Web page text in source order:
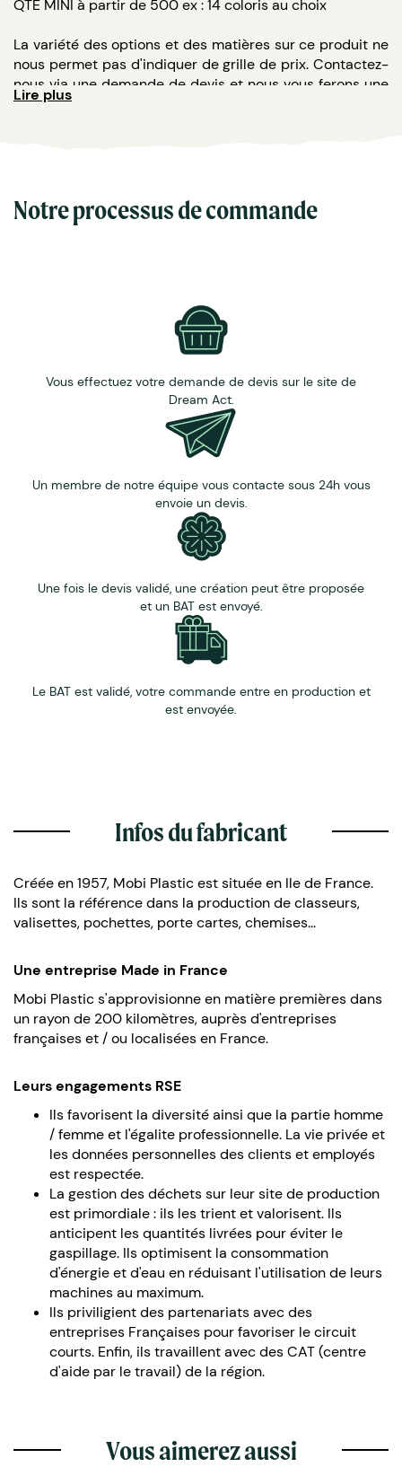
QTE MINI à partir de 500 ex : 14 coloris au choix
La variété des options et des matières sur ce produit ne
nous permet pas d'indiquer de grille de prix. Contactez-
nous via une demande de devis et nous vous ferons une
offre personnsalisée en fonction de votre demande.
tailles
Ce porte document en
Possibilité de marquage:
ou pardorure
Sérigraphie en couleur avec votre logo
100 % Sur mesure Made in France :
Fermeture : 8 Coloris d’élastiques
disponibles (blanc, noir, chocolat, rouge, bleu vif,
beige, orange et gris).
Ce porte-documents dispose d'une poignée
en corde très pratique pour le transport et
disponible en 6 coloris (jute, blanc, noir, chocolat,
rouge et bleu vif).
La diversité des options proposées sure cette pochette
ne nous permet pas d'indiquer un prix nous vous invitons
à nous contacter pour une demande de devis à vos
Lire plus
Notre processus de commande
Vous effectuez votre demande de devis sur le site de
Dream Act.
Un membre de notre équipe vous contacte sous 24h vous
envoie un devis.
Une fois le devis validé, une création peut être proposée
et un BAT est envoyé.
Le BAT est validé, votre commande entre en production et
est envoyée.
Infos du fabricant
Créée en 1957, Mobi Plastic est située en Ile de France.
Ils sont la référence dans la production de classeurs,
valisettes, pochettes, porte cartes, chemises...
Une entreprise Made in France
Mobi Plastic s'approvisionne en matière premières dans
un rayon de 200 kilomètres, auprès d'entreprises
françaises et / ou localisées en France.
Leurs engagements RSE
Ils favorisent la diversité ainsi que la partie homme
/ femme et l'égalite professionnelle. La vie privée et
les données personnelles des clients et employés
est respectée.
La gestion des déchets sur leur site de production
est primordiale : ils les trient et valorisent. Ils
anticipent les quantités livrées pour éviter le
gaspillage. Ils optimisent la consommation
d'énergie et d'eau en réduisant l'utilisation de leurs
machines au maximum.
Ils priviligient des partenariats avec des
entreprises Françaises pour favoriser le circuit
courts. Enfin, ils travaillent avec des CAT (centre
d'aide par le travail) de la région.
Vous aimerez aussi